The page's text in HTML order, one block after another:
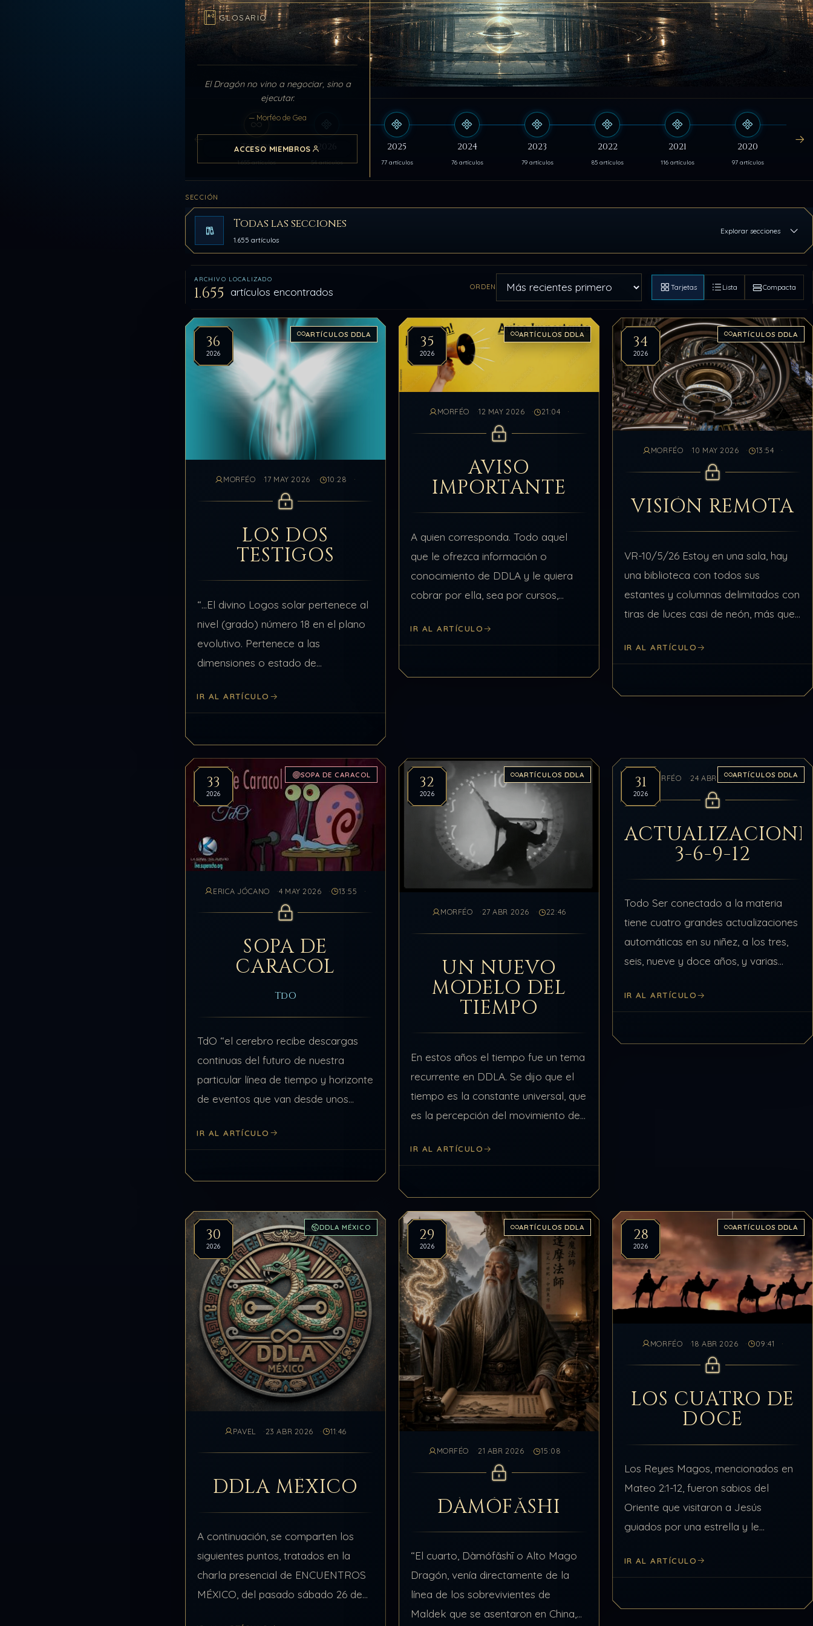
GLOSARIO
El Dragón no vino a negociar, sino a
ejecutar.
— Morféo de Gea
ACCESO MIEMBROS
Todos
1.655 artículos
2026
54 artículos
2025
77 artículos
2024
76 artículos
2023
79 artículos
2022
85 artículos
2021
116 artículos
2020
97 artículos
SECCIÓN
Todas las secciones
1.655 artículos
Explorar secciones
ARCHIVO LOCALIZADO
1.655 artículos encontrados ORDEN
Aplicar orden
Tarjetas Lista Compacta
Artículos del archivo
36
2026
ARTÍCULOS DDLA
MORFÉO 17 MAY 2026 10:28
LOS DOS
TESTIGOS
“…El divino Logos solar pertenece al
nivel (grado) número 18 en el plano
evolutivo. Pertenece a las
dimensiones o estado de
lograr en el sistema solar. Así mismo
IR AL ARTÍCULO
35
2026
ARTÍCULOS DDLA
MORFÉO 12 MAY 2026 21:04
AVISO
IMPORTANTE
A quien corresponda. Todo aquel
que le ofrezca información o
conocimiento de DDLA y le quiera
cobrar por ella, sea por cursos,
mentiroso, un vendedor de humo, un
IR AL ARTÍCULO
34
2026
ARTÍCULOS DDLA
MORFÉO 10 MAY 2026 13:54
VISIÓN REMOTA
VR-10/5/26 Estoy en una sala, hay
una biblioteca con todos sus
estantes y columnas delimitados con
tiras de luces casi de neón, más que
por ejemplo, azul. Los bordes de…
IR AL ARTÍCULO
33
2026
SOPA DE CARACOL
ERICA JÓCANO 4 MAY 2026 13:55
SOPA DE
CARACOL
TdO
TdO “el cerebro recibe descargas
continuas del futuro de nuestra
particular línea de tiempo y horizonte
de eventos que van desde unos
supra consciente pueda procesar. “
IR AL ARTÍCULO
32
2026
ARTÍCULOS DDLA
MORFÉO 27 ABR 2026 22:46
UN NUEVO
MODELO DEL
TIEMPO
En estos años el tiempo fue un tema
recurrente en DDLA. Se dijo que el
tiempo es la constante universal, que
es la percepción del movimiento del
12.60, del…
IR AL ARTÍCULO
31
2026
ARTÍCULOS DDLA
MORFÉO 24 ABR 2026 20:33
3-6-9-12
Todo Ser conectado a la materia
tiene cuatro grandes actualizaciones
automáticas en su niñez, a los tres,
seis, nueve y doce años, y varias
transcurso de su existencia. Estas
IR AL ARTÍCULO
30
2026
DDLA MÉXICO
PAVEL 23 ABR 2026 11:46
DDLA MÉXICO
A continuación, se comparten los
siguientes puntos, tratados en la
charla presencial de ENCUENTROS
MÉXICO, del pasado sábado 26 de
29
2026
ARTÍCULOS DDLA
MORFÉO 21 ABR 2026 15:08
DÀMÓFǍSHĪ
“El cuarto, Dàmófǎshī o Alto Mago
Dragón, venía directamente de la
línea de los sobrevivientes de
Maldek que se asentaron en China,
28
2026
ARTÍCULOS DDLA
MORFÉO 18 ABR 2026 09:41
LOS CUATRO DE
DOCE
Los Reyes Magos, mencionados en
Mateo 2:1-12, fueron sabios del
Oriente que visitaron a Jesús
guiados por una estrella y le
Quiénes eran y de dónde venían La
IR AL ARTÍCULO